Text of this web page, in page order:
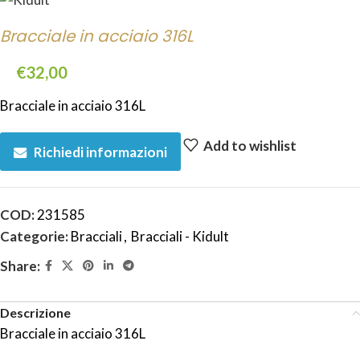
Bracciale in acciaio 316L
€32,00
Bracciale in acciaio 316L
Richiedi informazioni Add to wishlist
COD:231585
Categorie:Bracciali, Bracciali - Kidult
Share:
Descrizione
Bracciale in acciaio 316L